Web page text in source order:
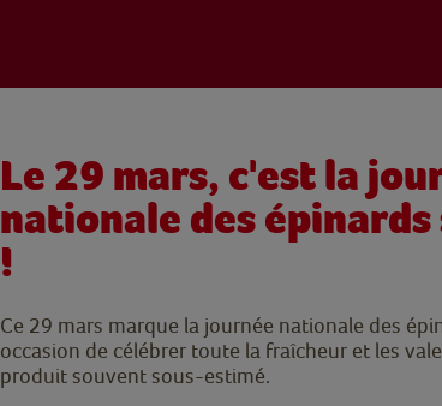
Le 29 mars, c'est la
nationale des
!
Ce 29 mars marque la journée nationale des
occasion de célébrer toute la fraîcheur et les
produit souvent sous-estimé.